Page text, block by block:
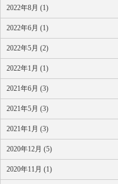
2022年8月 (1)
2022年6月 (1)
2022年5月 (2)
2022年1月 (1)
2021年6月 (3)
2021年5月 (3)
2021年1月 (3)
2020年12月 (5)
2020年11月 (1)